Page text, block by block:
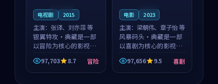
电视剧 2015
主演： 张译、刘亦菲 等
银翼特攻·典藏是一部
以冒险为核心的影视作
品，围绕危机、反转与
人物成长展开，整体节
奏紧凑，值得推荐观
97,703 8.7 冒险
电影 2023
主演： 梁朝伟、章子怡 等
风暴码头·典藏是一部
以喜剧为核心的影视作
品，围绕危机、反转与
人物成长展开，整体节
奏紧凑，值得推荐观
97,656 9.5 喜剧